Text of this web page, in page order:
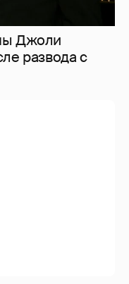
Джоли
развода с